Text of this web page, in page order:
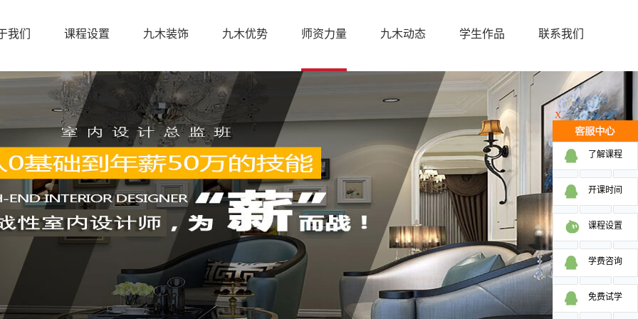
我们 课程设置 九木装饰 九木优势 师资力量 九木动态 学生作品 联系我们
X
了解课程
开课时间
课程设置
学费咨询
免费试学